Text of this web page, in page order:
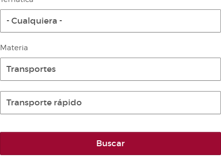
Diario de la Diputación Permanente
Informe BOC
Publicaciones no oficiales
Anuario de Derecho Parlamentario
Cortes Forales
Otras publicaciones
- Cualquiera -
Materia
Transportes
Transporte rápido
Buscar